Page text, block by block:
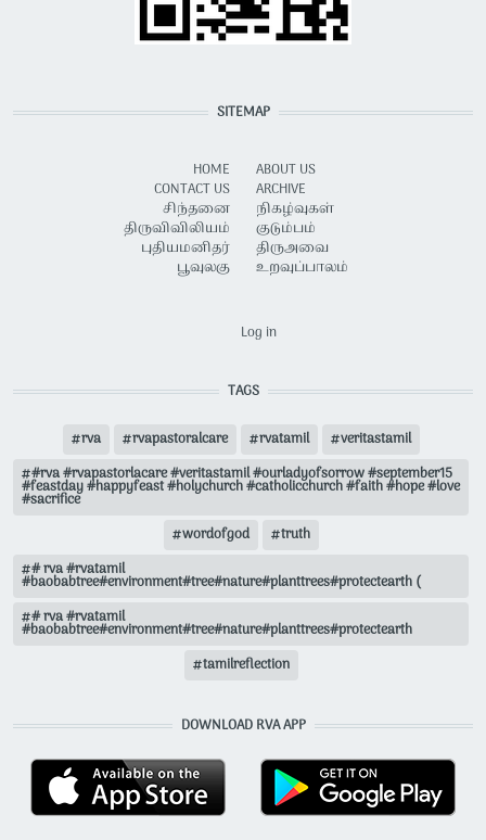
SITEMAP
HOME
CONTACT US
சிந்தனை
திருவிவிலியம்
புதியமனிதர்
பூவுலகு
ABOUT US
ARCHIVE
நிகழ்வுகள்
குடும்பம்
திருஅவை
உறவுப்பாலம்
Log in
TAGS
rva rvapastoralcare rvatamil
veritastamil
#rva #rvapastorlacare #veritastamil #ourladyofsorrow #september15
#feastday #happyfeast #holychurch #catholicchurch #faith #hope #love
#sacrifice
wordofgod
truth
# rva #rvatamil
#baobabtree#environment#tree#nature#planttrees#protectearth (
# rva #rvatamil
#baobabtree#environment#tree#nature#planttrees#protectearth
tamilreflection
DOWNLOAD RVA APP